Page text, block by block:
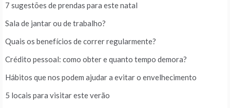
7 sugestões de prendas para este natal
Sala de jantar ou de trabalho?
Quais os benefícios de correr regularmente?
Crédito pessoal: como obter e quanto tempo demora?
Hábitos que nos podem ajudar a evitar o envelhecimento
5 locais para visitar este verão